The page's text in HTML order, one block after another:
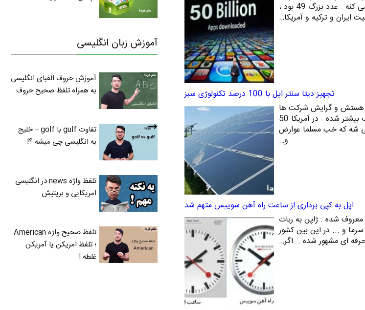
سرعت عجیب غریبی به صورت صعودی شمار حرکت می کنه . عدد بزرگ 49 بود ،
تجهیز دیتا سنتر اپل با 100 درصد تکنولوژی سبز
هستش و گرایش شرکت ها
برای بهره برداری و حتی کارآفرینی از طریق تکنولوی پاک بیشتر شده . در آمریکا 50
شه که خب مسلما عوارض
و…
اپل به کپی برداری از ساعت راه آهن سوییس متهم شد
شده . ژاپن به ربات
سرما و ... در این بین کشور
ای مشهور شده . اگر…
آموزش زبان انگلیسی
آموزش حروف الفبای انگلیسی
به همراه تلفظ صحیح حروف
تفاوت gulf با golf – خلیج
به انگلیسی چی میشه ؟!
تلفظ واژه news در انگلیسی
امریکایی و بریتیش
تلفظ صحیح واژه American
؛ تلفظ امریکن یا آمریکن
غلطه !